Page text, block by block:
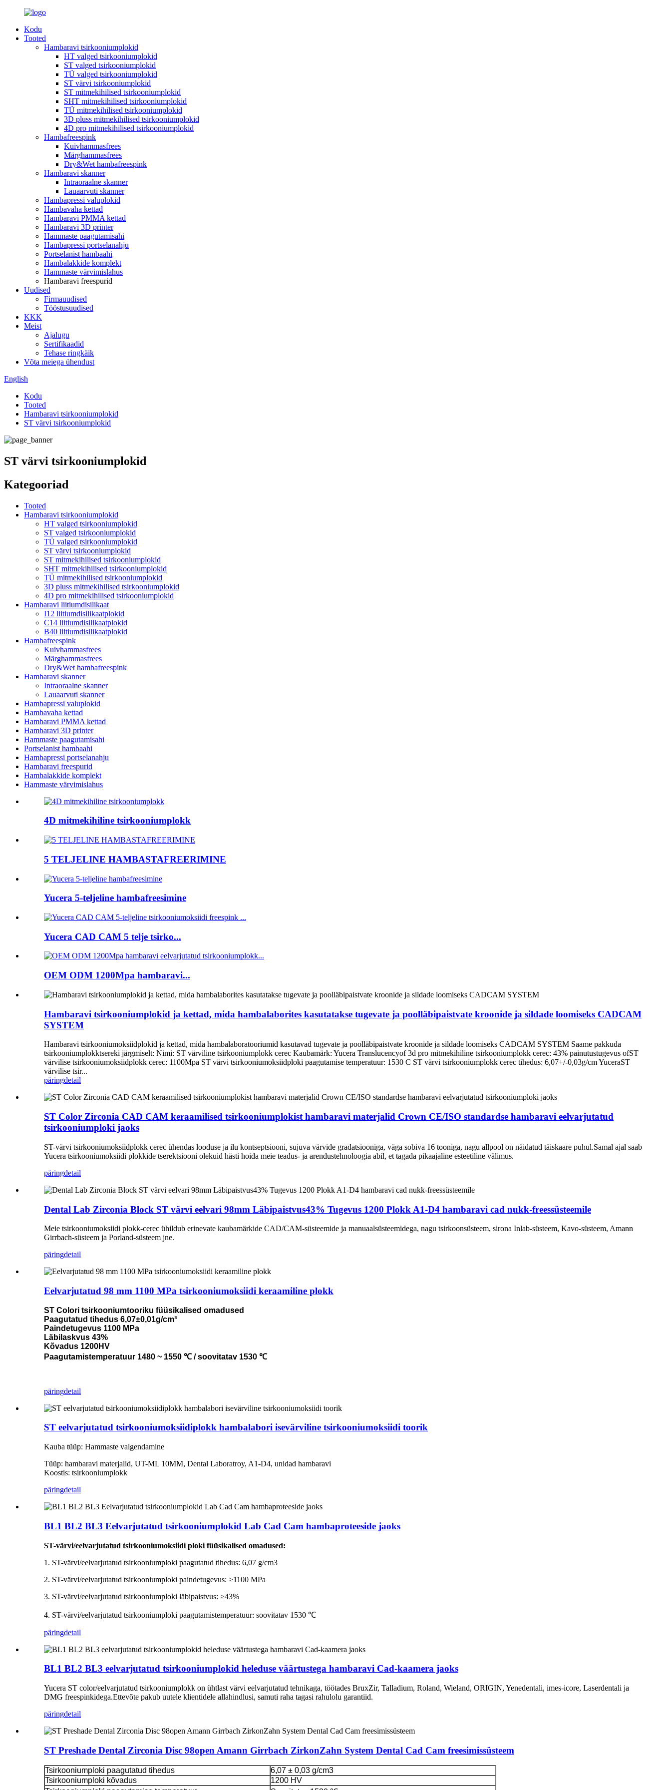
Kodu
Tooted
Hambaravi tsirkooniumplokid
HT valged tsirkooniumplokid
ST valged tsirkooniumplokid
TÜ valged tsirkooniumplokid
ST värvi tsirkooniumplokid
ST mitmekihilised tsirkooniumplokid
SHT mitmekihilised tsirkooniumplokid
TÜ mitmekihilised tsirkooniumplokid
3D pluss mitmekihilised tsirkooniumplokid
4D pro mitmekihilised tsirkooniumplokid
Hambafreespink
Kuivhammasfrees
Märghammasfrees
Dry&Wet hambafreespink
Hambaravi skanner
Intraoraalne skanner
Lauaarvuti skanner
Hambapressi valuplokid
Hambavaha kettad
Hambaravi PMMA kettad
Hambaravi 3D printer
Hammaste paagutamisahi
Hambapressi portselanahju
Portselanist hambaahi
Hambalakkide komplekt
Hammaste värvimislahus
Hambaravi freespurid
Uudised
Firmauudised
Tööstusuudised
KKK
Meist
Ajalugu
Sertifikaadid
Tehase ringkäik
Võta meiega ühendust
English
Kodu
Tooted
Hambaravi tsirkooniumplokid
ST värvi tsirkooniumplokid
ST värvi tsirkooniumplokid
Kategooriad
Tooted
Hambaravi tsirkooniumplokid
HT valged tsirkooniumplokid
ST valged tsirkooniumplokid
TÜ valged tsirkooniumplokid
ST värvi tsirkooniumplokid
ST mitmekihilised tsirkooniumplokid
SHT mitmekihilised tsirkooniumplokid
TÜ mitmekihilised tsirkooniumplokid
3D pluss mitmekihilised tsirkooniumplokid
4D pro mitmekihilised tsirkooniumplokid
Hambaravi liitiumdisilikaat
I12 liitiumdisilikaatplokid
C14 liitiumdisilikaatplokid
B40 liitiumdisilikaatplokid
Hambafreespink
Kuivhammasfrees
Märghammasfrees
Dry&Wet hambafreespink
Hambaravi skanner
Intraoraalne skanner
Lauaarvuti skanner
Hambapressi valuplokid
Hambavaha kettad
Hambaravi PMMA kettad
Hambaravi 3D printer
Hammaste paagutamisahi
Portselanist hambaahi
Hambapressi portselanahju
Hambaravi freespurid
Hambalakkide komplekt
Hammaste värvimislahus
4D mitmekihiline tsirkooniumplokk
5 TELJELINE HAMBASTAFREERIMINE
Yucera 5-teljeline hambafreesimine
Yucera CAD CAM 5 telje tsirko...
OEM ODM 1200Mpa hambaravi...
Hambaravi tsirkooniumplokid ja kettad, mida hambalaborites kasutatakse tugevate ja poolläbipaistvate kroonide ja sildade loomiseks CADCAM
SYSTEM
Hambaravi tsirkooniumoksiidplokid ja kettad, mida hambalaboratooriumid kasutavad tugevate ja poolläbipaistvate kroonide ja sildade loomiseks CADCAM SYSTEM Saame pakkuda
tsirkooniumplokktsereki järgmiselt: Nimi: ST värviline tsirkooniumplokk cerec Kaubamärk: Yucera Translucencyof 3d pro mitmekihiline tsirkooniumplokk cerec: 43% painutustugevus ofST
värvilise tsirkooniumoksiidplokk cerec: 1100Mpa ST värvi tsirkooniumoksiidploki paagutamise temperatuur: 1530 C ST värvi tsirkooniumplokk cerec tihedus: 6,07+/-0,03g/cm YuceraST
värvilise tsir...
päringdetail
ST Color Zirconia CAD CAM keraamilised tsirkooniumplokist hambaravi materjalid Crown CE/ISO standardse hambaravi eelvarjutatud
tsirkooniumploki jaoks
ST-värvi tsirkooniumoksiidplokk cerec ühendas looduse ja ilu kontseptsiooni, sujuva värvide gradatsiooniga, väga sobiva 16 tooniga, nagu allpool on näidatud täiskaare puhul.Samal ajal saab
Yucera tsirkooniumoksiidi plokkide tserektsiooni olekuid hästi hoida meie teadus- ja arendustehnoloogia abil, et tagada pikaajaline esteetiline välimus.
päringdetail
Dental Lab Zirconia Block ST värvi eelvari 98mm Läbipaistvus43% Tugevus 1200 Plokk A1-D4 hambaravi cad nukk-freessüsteemile
Meie tsirkooniumoksiidi plokk-cerec ühildub erinevate kaubamärkide CAD/CAM-süsteemide ja manuaalsüsteemidega, nagu tsirkoonsüsteem, sirona Inlab-süsteem, Kavo-süsteem, Amann
Girrbach-süsteem ja Porland-süsteem jne.
päringdetail
Eelvarjutatud 98 mm 1100 MPa tsirkooniumoksiidi keraamiline plokk
ST Colori tsirkooniumtooriku füüsikalised omadused
Paagutatud tihedus 6,07±0,01g/cm³
Paindetugevus 1100 MPa
Läbilaskvus 43%
Kõvadus 1200HV
Paagutamistemperatuur 1480 ~ 1550 ℃ / soovitatav 1530 ℃
päringdetail
ST eelvarjutatud tsirkooniumoksiidiplokk hambalabori isevärviline tsirkooniumoksiidi toorik
Kauba tüüp: Hammaste valgendamine
Tüüp: hambaravi materjalid, UT-ML 10MM, Dental Laboratroy, A1-D4, unidad hambaravi
Koostis: tsirkooniumplokk
päringdetail
BL1 BL2 BL3 Eelvarjutatud tsirkooniumplokid Lab Cad Cam hambaproteeside jaoks
ST-värvi/eelvarjutatud tsirkooniumoksiidi ploki füüsikalised omadused:
1. ST-värvi/eelvarjutatud tsirkooniumploki paagutatud tihedus: 6,07 g/cm3
2. ST-värvi/eelvarjutatud tsirkooniumploki paindetugevus: ≥1100 MPa
3. ST-värvi/eelvarjutatud tsirkooniumploki läbipaistvus: ≥43%
4. ST-värvi/eelvarjutatud tsirkooniumploki paagutamistemperatuur: soovitatav 1530 ℃
päringdetail
BL1 BL2 BL3 eelvarjutatud tsirkooniumplokid heleduse väärtustega hambaravi Cad-kaamera jaoks
Yucera ST color/eelvarjutatud tsirkooniumplokk on ühtlast värvi eelvarjutatud tehnikaga, töötades BruxZir, Talladium, Roland, Wieland, ORIGIN, Yenedentali, imes-icore, Laserdentali ja
DMG freespinkidega.Ettevõte pakub uutele klientidele allahindlusi, samuti raha tagasi rahulolu garantiid.
päringdetail
ST Preshade Dental Zirconia Disc 98open Amann Girrbach ZirkonZahn System Dental Cad Cam freesimissüsteem
Tsirkooniumploki paagutatud tihedus
6,07 ± 0,03 g/cm3
Tsirkooniumploki kõvadus
1200 HV